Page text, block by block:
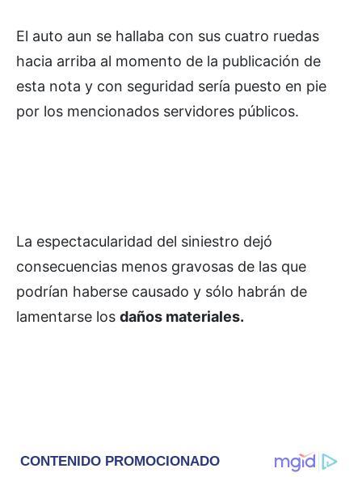
El auto aun se hallaba con sus cuatro ruedas
hacia arriba al momento de la publicación de
esta nota y con seguridad sería puesto en pie
por los mencionados servidores públicos.
La espectacularidad del siniestro dejó
consecuencias menos gravosas de las que
podrían haberse causado y sólo habrán de
lamentarse los daños materiales.